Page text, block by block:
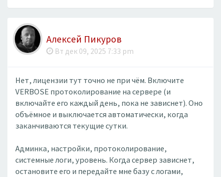
Алексей Пикуров
Вт дек 09, 2025 7:33 pm
Нет, лицензии тут точно не при чём. Включите
VERBOSE протоколирование на сервере (и
включайте его каждый день, пока не зависнет). Оно
объёмное и выключается автоматически, когда
заканчиваются текущие сутки.
Админка, настройки, протоколирование,
системные логи, уровень. Когда сервер зависнет,
остановите его и передайте мне базу с логами,